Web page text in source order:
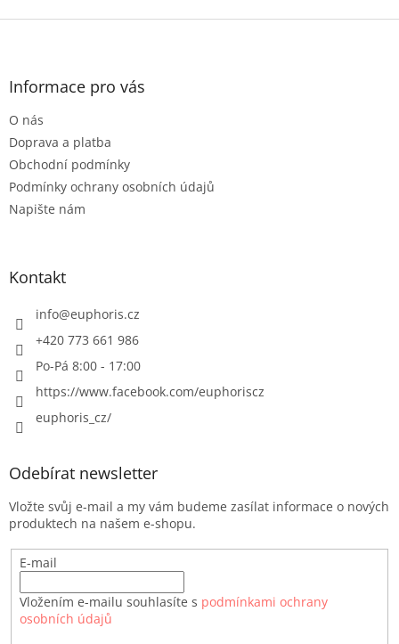
Z
Informace pro vás
O nás
Doprava a platba
Obchodní podmínky
Podmínky ochrany osobních údajů
Napište nám
Kontakt
info@euphoris.cz
+420 773 661 986
Po-Pá 8:00 - 17:00
https://www.facebook.com/euphoriscz
euphoris_cz/
Odebírat newsletter
Vložte svůj e-mail a my vám budeme zasílat informace o nových
produktech na našem e-shopu.
E-mail
Vložením e-mailu souhlasíte s podmínkami ochrany
osobních údajů